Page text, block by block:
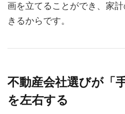
画を立てることができ、家
きるからです。
不動産会社選びが「
を左右する